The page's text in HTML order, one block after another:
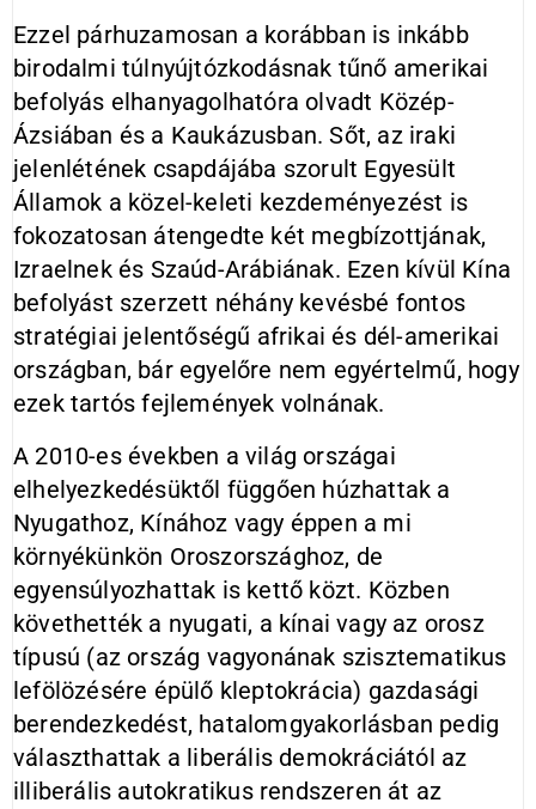
Ezzel párhuzamosan a korábban is inkább
birodalmi túlnyújtózkodásnak tűnő amerikai
befolyás elhanyagolhatóra olvadt Közép-
Ázsiában és a Kaukázusban. Sőt, az iraki
jelenlétének csapdájába szorult Egyesült
Államok a közel-keleti kezdeményezést is
fokozatosan átengedte két megbízottjának,
Izraelnek és Szaúd-Arábiának. Ezen kívül Kína
befolyást szerzett néhány kevésbé fontos
stratégiai jelentőségű afrikai és dél-amerikai
országban, bár egyelőre nem egyértelmű, hogy
ezek tartós fejlemények volnának.
A 2010-es években a világ országai
elhelyezkedésüktől függően húzhattak a
Nyugathoz, Kínához vagy éppen a mi
környékünkön Oroszországhoz, de
egyensúlyozhattak is kettő közt. Közben
követhették a nyugati, a kínai vagy az orosz
típusú (az ország vagyonának szisztematikus
lefölözésére épülő kleptokrácia) gazdasági
berendezkedést, hatalomgyakorlásban pedig
választhattak a liberális demokráciától az
illiberális autokratikus rendszeren át az